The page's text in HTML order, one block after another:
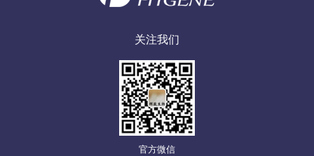
关注我们
官方微信